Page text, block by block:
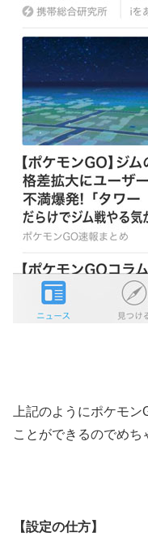
上記のようにポケモ
ことができるのでめち
【設定の仕方】